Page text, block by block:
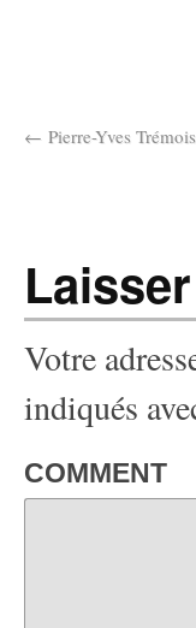
Pierre-Yves
Votre
indiqués
COMMENT